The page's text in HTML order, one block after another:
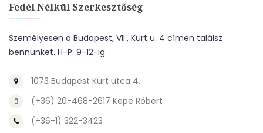
Fedél Nélkül Szerkesztőség
Személyesen a Budapest, VII., Kürt u. 4 címen találsz
bennünket. H-P: 9-12-ig
1073 Budapest Kürt utca 4.
(+36) 20-468-2617 Kepe Róbert
(+36-1) 322-3423